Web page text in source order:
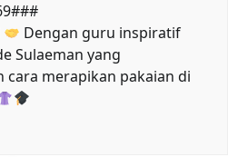
Dengan guru inspiratif
Sulaeman yang
cara merapikan pakaian di